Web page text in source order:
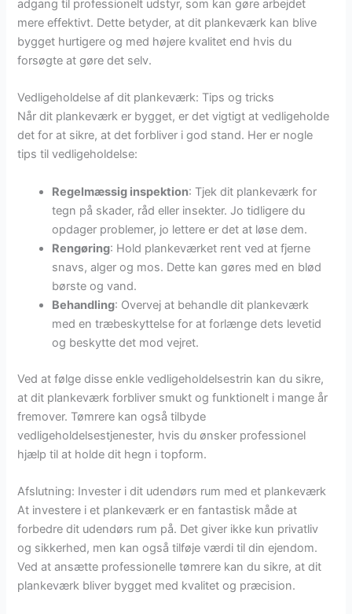
adgang til professionelt udstyr, som kan gøre arbejdet
mere effektivt. Dette betyder, at dit plankeværk kan blive
bygget hurtigere og med højere kvalitet end hvis du
forsøgte at gøre det selv.
Vedligeholdelse af dit plankeværk: Tips og tricks
Når dit plankeværk er bygget, er det vigtigt at vedligeholde
det for at sikre, at det forbliver i god stand. Her er nogle
tips til vedligeholdelse:
Regelmæssig inspektion: Tjek dit plankeværk for
tegn på skader, råd eller insekter. Jo tidligere du
opdager problemer, jo lettere er det at løse dem.
Rengøring: Hold plankeværket rent ved at fjerne
snavs, alger og mos. Dette kan gøres med en blød
børste og vand.
Behandling: Overvej at behandle dit plankeværk
med en træbeskyttelse for at forlænge dets levetid
og beskytte det mod vejret.
Ved at følge disse enkle vedligeholdelsestrin kan du sikre,
at dit plankeværk forbliver smukt og funktionelt i mange år
fremover. Tømrere kan også tilbyde
vedligeholdelsestjenester, hvis du ønsker professionel
hjælp til at holde dit hegn i topform.
Afslutning: Invester i dit udendørs rum med et plankeværk
At investere i et plankeværk er en fantastisk måde at
forbedre dit udendørs rum på. Det giver ikke kun privatliv
og sikkerhed, men kan også tilføje værdi til din ejendom.
Ved at ansætte professionelle tømrere kan du sikre, at dit
plankeværk bliver bygget med kvalitet og præcision.